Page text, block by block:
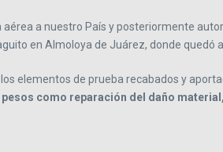
a nuestro País y posteriormente
en Almoloya de Juárez, donde quedó
elementos de prueba recabados y
como reparación del daño